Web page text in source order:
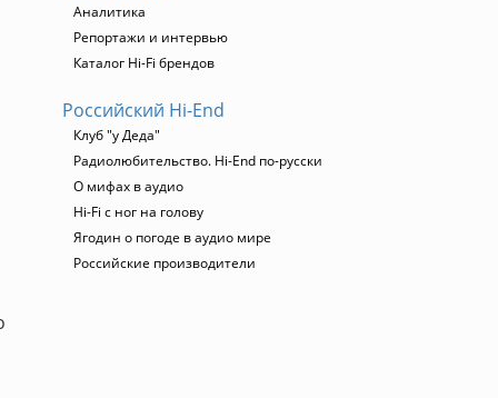
Аналитика
Репортажи и интервью
Каталог Hi-Fi брендов
Российский Hi-End
Клуб "у Деда"
Радиолюбительство. Hi-End по-русски
О мифах в аудио
Hi-Fi с ног на голову
Ягодин о погоде в аудио мире
Российские производители